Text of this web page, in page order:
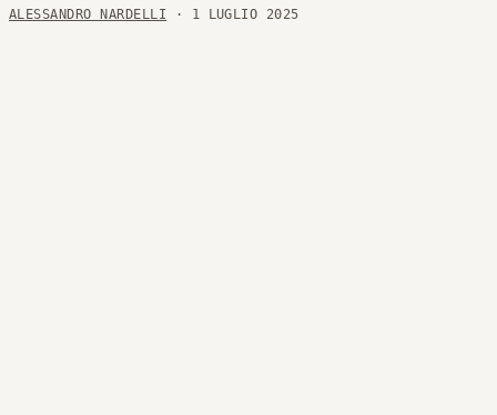
ALESSANDRO NARDELLI · 1 LUGLIO 2025